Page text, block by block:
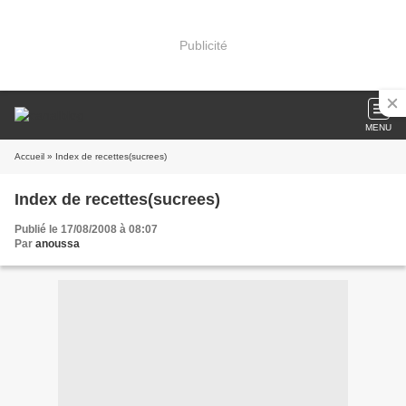
Publicité
MENU
Accueil » Index de recettes(sucrees)
Index de recettes(sucrees)
Publié le 17/08/2008 à 08:07
Par anoussa